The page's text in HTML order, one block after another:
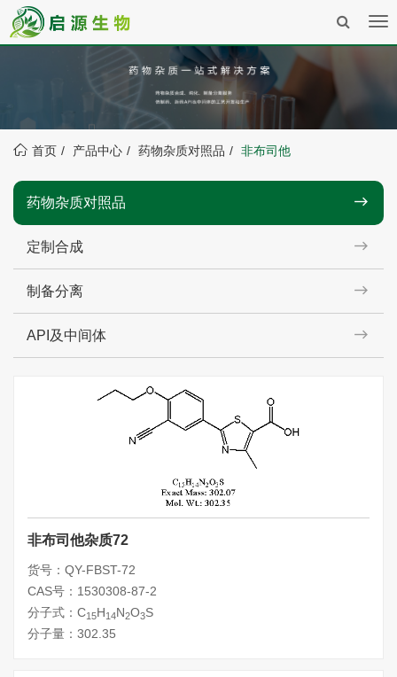
首页 产品中心 药物杂质对照品 非布司他
药物杂质对照品
定制合成
制备分离
API及中间体
非布司他杂质72
货号：QY-FBST-72
CAS号：1530308-87-2
分子式：C15H14N2O3S
分子量：302.35